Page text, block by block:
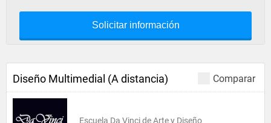
Solicitar información
Comparar
Diseño Multimedial (A distancia)
Escuela Da Vinci de Arte y Diseño